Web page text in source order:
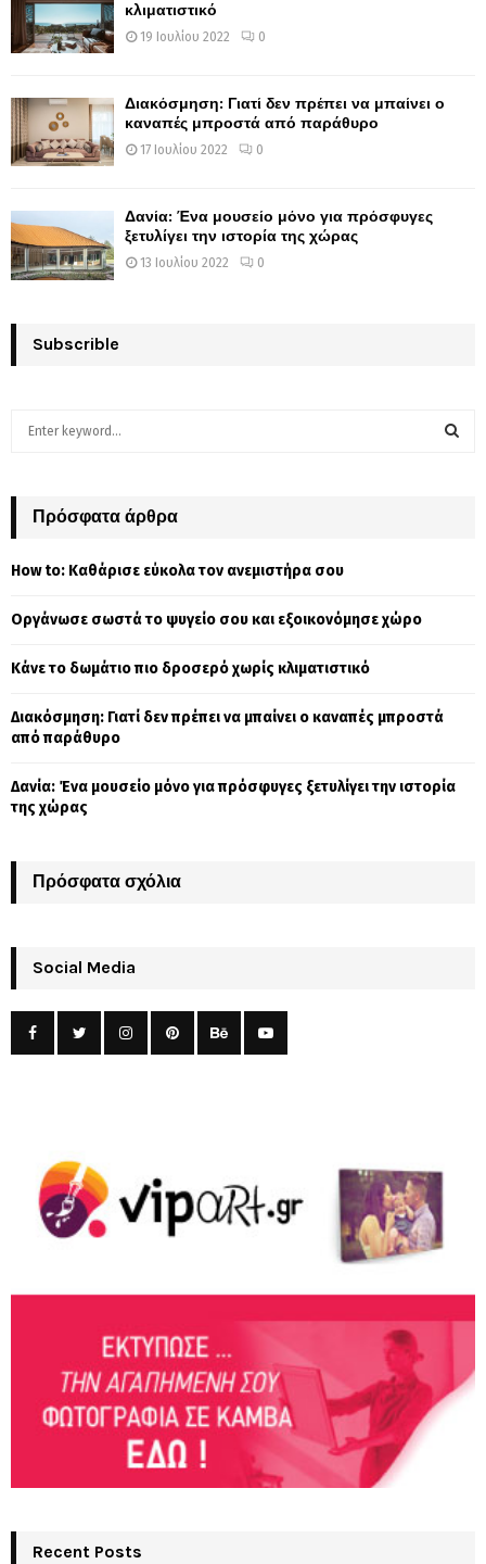
κλιματιστικό
19 Ιουλίου 2022 0
Διακόσμηση: Γιατί δεν πρέπει να μπαίνει ο
καναπές μπροστά από παράθυρο
17 Ιουλίου 2022 0
Δανία: Ένα μουσείο μόνο για πρόσφυγες
ξετυλίγει την ιστορία της χώρας
13 Ιουλίου 2022 0
Subscrible
h
o
:
Πρόσφατα άρθρα
How to: Καθάρισε εύκολα τον ανεμιστήρα σου
Οργάνωσε σωστά το ψυγείο σου και εξοικονόμησε χώρο
Κάνε το δωμάτιο πιο δροσερό χωρίς κλιματιστικό
Διακόσμηση: Γιατί δεν πρέπει να μπαίνει ο καναπές μπροστά
από παράθυρο
Δανία: Ένα μουσείο μόνο για πρόσφυγες ξετυλίγει την ιστορία
της χώρας
Πρόσφατα σχόλια
Social Media
Recent Posts